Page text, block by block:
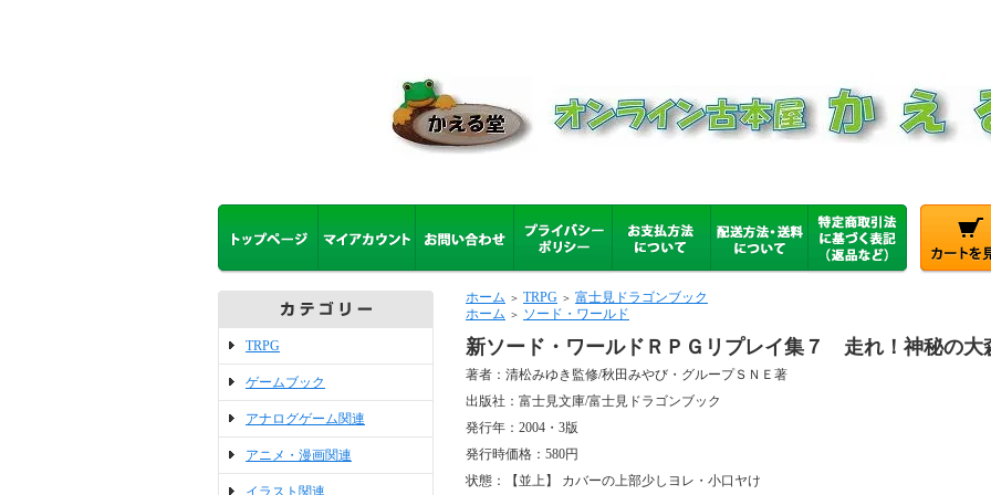
TRPG
ゲームブック
アナログゲーム関連
アニメ・漫画関連
イラスト関連
ホーム ＞ TRPG ＞ 富士見ドラゴンブック
ホーム ＞ ソード・ワールド
新ソード・ワールドＲＰＧリプレイ集７ 走れ！神秘の大
著者：清松みゆき監修/秋田みやび・グループＳＮＥ著
出版社：富士見文庫/富士見ドラゴンブック
発行年：2004・3版
発行時価格：580円
状態：【並上】 カバーの上部少しヨレ・小口ヤけ